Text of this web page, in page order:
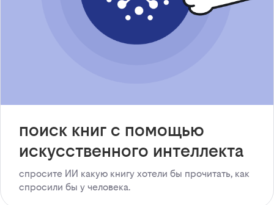
поиск книг с помощью
искусственного интеллекта
спросите ИИ какую книгу хотели бы прочитать, как
спросили бы у человека.